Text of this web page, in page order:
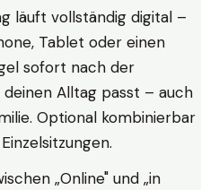
läuft vollständig digital –
Tablet oder einen
sofort nach der
deinen Alltag passt – auch
Optional kombinierbar
„Online" und „in